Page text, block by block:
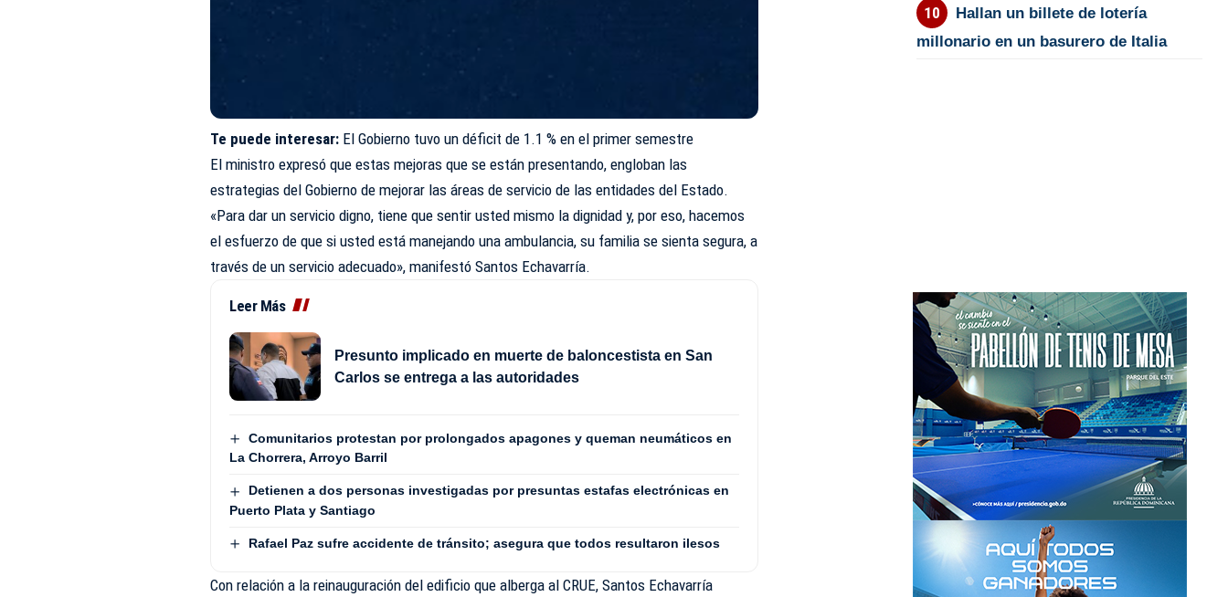
Te puede interesar: El Gobierno tuvo un déficit de 1.1 % en el primer semestre
El ministro expresó que estas mejoras que se están presentando, engloban las
estrategias del Gobierno de mejorar las áreas de servicio de las entidades del Estado.
«Para dar un servicio digno, tiene que sentir usted mismo la dignidad y, por eso, hacemos
el esfuerzo de que si usted está manejando una ambulancia, su familia se sienta segura, a
través de un servicio adecuado», manifestó Santos Echavarría.
Leer Más
Presunto implicado en muerte de baloncestista en San
Carlos se entrega a las autoridades
Comunitarios protestan por prolongados apagones y queman neumáticos en
La Chorrera, Arroyo Barril
Detienen a dos personas investigadas por presuntas estafas electrónicas en
Puerto Plata y Santiago
Rafael Paz sufre accidente de tránsito; asegura que todos resultaron ilesos
Con relación a la reinauguración del edificio que alberga al CRUE, Santos Echavarría
Hallan un billete de lotería
millonario en un basurero de Italia